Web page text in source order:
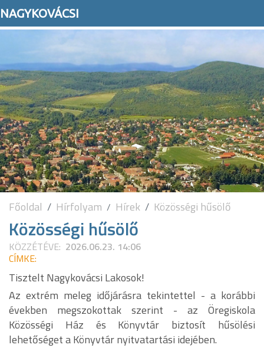
NAGYKOVÁCSI
Főoldal Hírfolyam Hírek Közösségi hűsölő
Közösségi hűsölő
KÖZZÉTÉVE: 2026.06.23. 14:06
CÍMKE:
Tisztelt Nagykovácsi Lakosok!
Az extrém meleg időjárásra tekintettel - a korábbi
években megszokottak szerint - az Öregiskola
Közösségi Ház és Könyvtár biztosít hűsölési
lehetőséget a Könyvtár nyitvatartási idejében.